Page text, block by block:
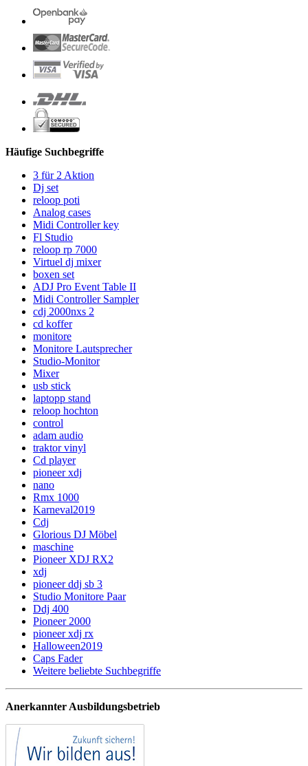
Häufige Suchbegriffe
3 für 2 Aktion
Dj set
reloop poti
Analog cases
Midi Controller key
Fl Studio
reloop rp 7000
Virtuel dj mixer
boxen set
ADJ Pro Event Table II
Midi Controller Sampler
cdj 2000nxs 2
cd koffer
monitore
Monitore Lautsprecher
Studio-Monitor
Mixer
usb stick
laptopp stand
reloop hochton
control
adam audio
traktor vinyl
Cd player
pioneer xdj
nano
Rmx 1000
Karneval2019
Cdj
Glorious DJ Möbel
maschine
Pioneer XDJ RX2
xdj
pioneer ddj sb 3
Studio Monitore Paar
Ddj 400
Pioneer 2000
pioneer xdj rx
Halloween2019
Caps Fader
Weitere beliebte Suchbegriffe
Anerkannter Ausbildungsbetrieb